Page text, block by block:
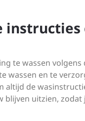
te wassen
wassen en te
de
uitzien,